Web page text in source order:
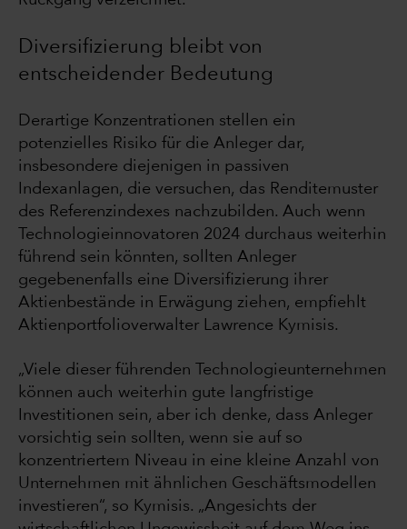
Diversifizierung bleibt von
entscheidender Bedeutung
Derartige Konzentrationen stellen ein
potenzielles Risiko für die Anleger dar,
insbesondere diejenigen in passiven
Indexanlagen, die versuchen, das Renditemuster
des Referenzindexes nachzubilden. Auch wenn
Technologieinnovatoren 2024 durchaus weiterhin
führend sein könnten, sollten Anleger
gegebenenfalls eine Diversifizierung ihrer
Aktienbestände in Erwägung ziehen, empfiehlt
Aktienportfolioverwalter Lawrence Kymisis.
„Viele dieser führenden Technologieunternehmen
können auch weiterhin gute langfristige
Investitionen sein, aber ich denke, dass Anleger
vorsichtig sein sollten, wenn sie auf so
konzentriertem Niveau in eine kleine Anzahl von
Unternehmen mit ähnlichen Geschäftsmodellen
investieren“, so Kymisis. „Angesichts der